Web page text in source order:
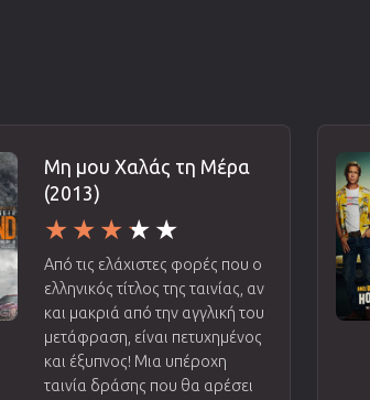
Μη μου Χαλάς τη Μέρα
(2013)
Από τις ελάχιστες φορές που ο
ελληνικός τίτλος της ταινίας, αν
και μακριά από την αγγλική του
μετάφραση, είναι πετυχημένος
και έξυπνος! Μια υπέροχη
ταινία δράσης που θα αρέσει